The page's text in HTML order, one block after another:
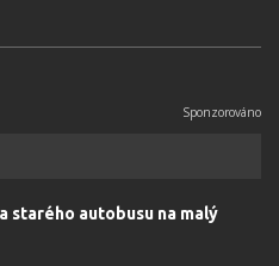
starého autobusu na malý